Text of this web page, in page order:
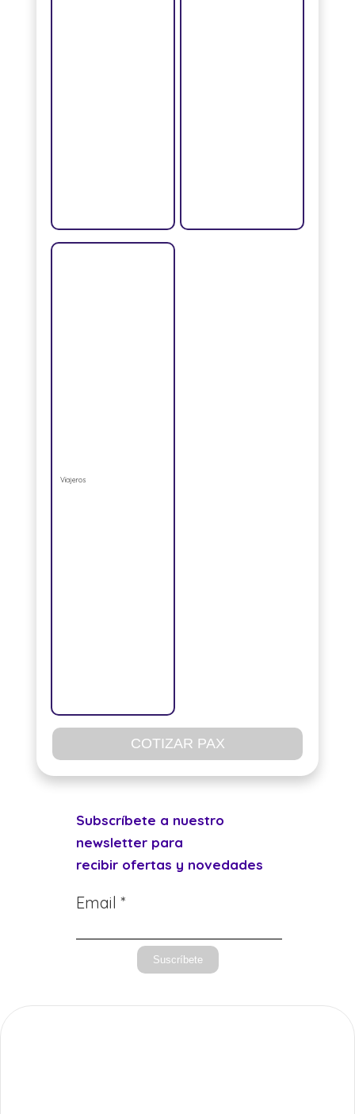
Viajeros
COTIZAR PAX
Subscríbete a nuestro
newsletter para
recibir ofertas y novedades
Email *
Suscríbete